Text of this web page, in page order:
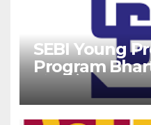
SEBI Young
Program
‘यंग प्रोफेशनल’